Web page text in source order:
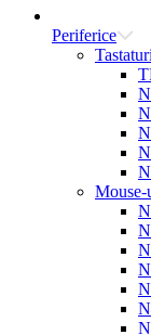
Periferice
Tastaturi
Mouse-